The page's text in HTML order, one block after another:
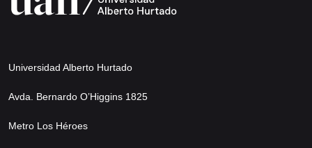
Universidad Alberto Hurtado
Avda. Bernardo O’Higgins 1825
Metro Los Héroes